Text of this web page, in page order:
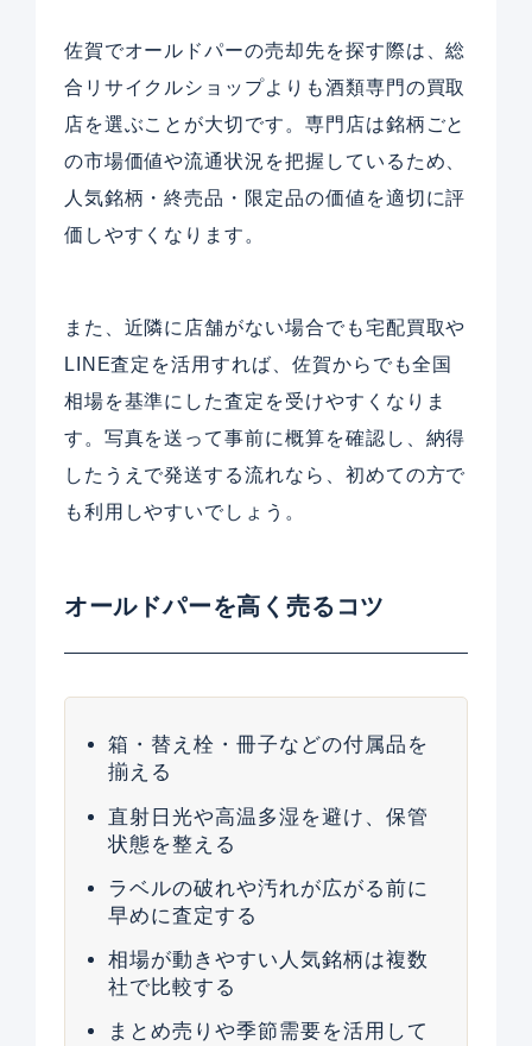
佐賀でオールドパーの売却先を探す際は、総
合リサイクルショップよりも酒類専門の買取
店を選ぶことが大切です。専門店は銘柄ごと
の市場価値や流通状況を把握しているため、
人気銘柄・終売品・限定品の価値を適切に評
価しやすくなります。
また、近隣に店舗がない場合でも宅配買取や
LINE査定を活用すれば、佐賀からでも全国
相場を基準にした査定を受けやすくなりま
す。写真を送って事前に概算を確認し、納得
したうえで発送する流れなら、初めての方で
も利用しやすいでしょう。
オールドパーを高く売るコツ
箱・替え栓・冊子などの付属品を
揃える
直射日光や高温多湿を避け、保管
状態を整える
ラベルの破れや汚れが広がる前に
早めに査定する
相場が動きやすい人気銘柄は複数
社で比較する
まとめ売りや季節需要を活用して